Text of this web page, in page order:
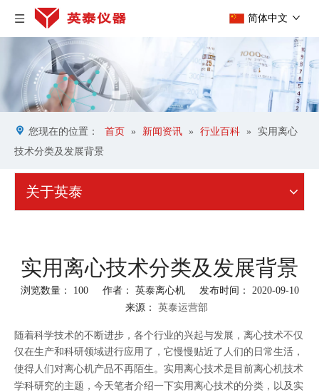
简体中文
您现在的位置： 首页 » 新闻资讯 » 行业百科 »
实用离心
技术分类及发展背景
关于英泰
实用离心技术分类及发展背景
浏览数量： 100作者： 英泰离心机 发布时间： 2020-09-10
来源： 英泰运营部
["facebook","twitter","line","wechat","linkedin","pinterest","whatsapp"]
随着科学技术的不断进步，各个行业的兴起与发展，离心技术不仅
仅在生产和科研领域进行应用了，它慢慢贴近了人们的日常生活，
使得人们对离心机产品不再陌生。实用离心技术是目前离心机技术
学科研究的主题，今天笔者介绍一下实用离心技术的分类，以及实